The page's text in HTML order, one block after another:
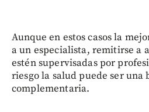
Aunque en estos casos la
a un especialista, remitirse a
estén supervisadas por
riesgo la salud puede ser una
complementaria.